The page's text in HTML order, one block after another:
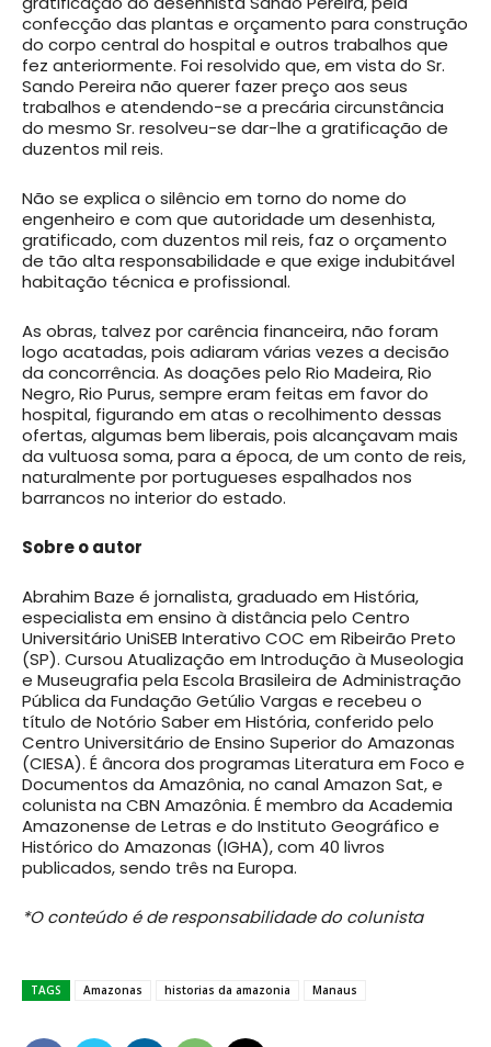
confecção das plantas e orçamento para construção
do corpo central do hospital e outros trabalhos que
fez anteriormente. Foi resolvido que, em vista do Sr.
Sando Pereira não querer fazer preço aos seus
trabalhos e atendendo-se a precária circunstância
do mesmo Sr. resolveu-se dar-lhe a gratificação de
duzentos mil reis.
Não se explica o silêncio em torno do nome do
engenheiro e com que autoridade um desenhista,
gratificado, com duzentos mil reis, faz o orçamento
de tão alta responsabilidade e que exige indubitável
habitação técnica e profissional.
As obras, talvez por carência financeira, não foram
logo acatadas, pois adiaram várias vezes a decisão
da concorrência. As doações pelo Rio Madeira, Rio
Negro, Rio Purus, sempre eram feitas em favor do
hospital, figurando em atas o recolhimento dessas
ofertas, algumas bem liberais, pois alcançavam mais
da vultuosa soma, para a época, de um conto de reis,
naturalmente por portugueses espalhados nos
barrancos no interior do estado.
Sobre o autor
Abrahim Baze é jornalista, graduado em História,
especialista em ensino à distância pelo Centro
Universitário UniSEB Interativo COC em Ribeirão Preto
(SP). Cursou Atualização em Introdução à Museologia
e Museugrafia pela Escola Brasileira de Administração
Pública da Fundação Getúlio Vargas e recebeu o
título de Notório Saber em História, conferido pelo
Centro Universitário de Ensino Superior do Amazonas
(CIESA). É âncora dos programas Literatura em Foco e
Documentos da Amazônia, no canal Amazon Sat, e
colunista na CBN Amazônia. É membro da Academia
Amazonense de Letras e do Instituto Geográfico e
Histórico do Amazonas (IGHA), com 40 livros
publicados, sendo três na Europa.
*O conteúdo é de responsabilidade do colunista
TAGS Amazonas historias da amazonia Manaus